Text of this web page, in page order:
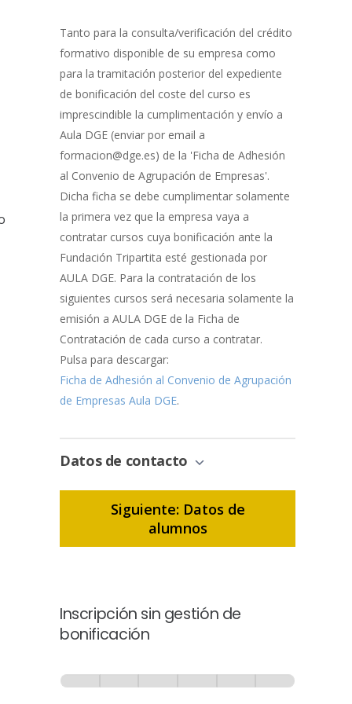
de
Bonificación
Tanto para la consulta/verificación del crédito
formativo disponible de su empresa como
para la tramitación posterior del expediente
de bonificación del coste del curso es
imprescindible la cumplimentación y envío a
Aula DGE (enviar por email a
formacion@dge.es) de la 'Ficha de Adhesión
al Convenio de Agrupación de Empresas'.
Dicha ficha se debe cumplimentar solamente
la primera vez que la empresa vaya a
contratar cursos cuya bonificación ante la
Fundación Tripartita esté gestionada por
AULA DGE. Para la contratación de los
siguientes cursos será necesaria solamente la
emisión a AULA DGE de la Ficha de
Contratación de cada curso a contratar.
Pulsa para descargar:
Ficha de Adhesión al Convenio de Agrupación
de Empresas Aula DGE.
Datos de contacto
Siguiente: Datos de
alumnos
Inscripción sin gestión de
bonificación
-